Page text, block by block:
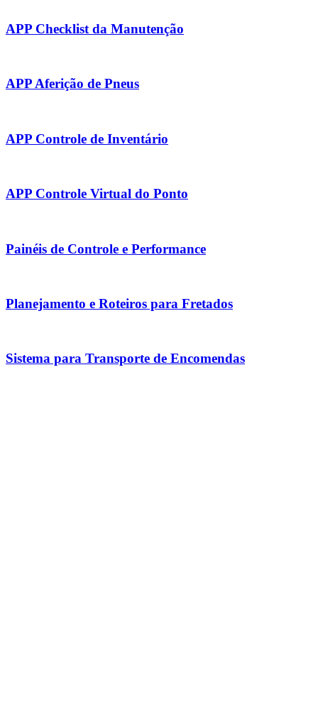
APP Checklist da Manutenção
APP Aferição de Pneus
APP Controle de Inventário
APP Controle Virtual do Ponto
Painéis de Controle e Performance
Planejamento e Roteiros para Fretados
Sistema para Transporte de Encomendas